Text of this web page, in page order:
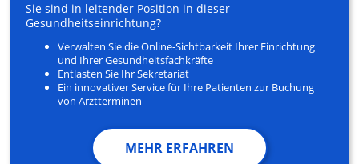
Sie sind in leitender Position in dieser
Gesundheitseinrichtung?
Verwalten Sie die Online-Sichtbarkeit Ihrer Einrichtung
und Ihrer Gesundheitsfachkräfte
Entlasten Sie Ihr Sekretariat
Ein innovativer Service für Ihre Patienten zur Buchung
von Arztterminen
MEHR ERFAHREN